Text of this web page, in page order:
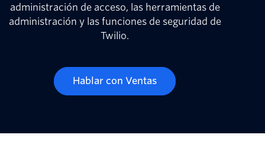
administración de acceso, las herramientas de
administración y las funciones de seguridad de
Twilio.
Hablar con Ventas